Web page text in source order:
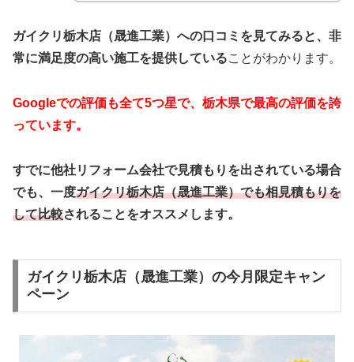
ガイクリ栃木店（晟進工業）への口コミを見てみると、非
常に満足度の高い施工を提供していることがわかります。
Googleでの評価も全て5つ星で、栃木県で最高の評価を誇
っています。
すでに他社リフォーム会社で見積もりを出されている場合
でも、一度ガイクリ栃木店（晟進工業）でも相見積もりを
して比較されることをオススメします。
ガイクリ栃木店（晟進工業）の今月限定キャン
ペーン